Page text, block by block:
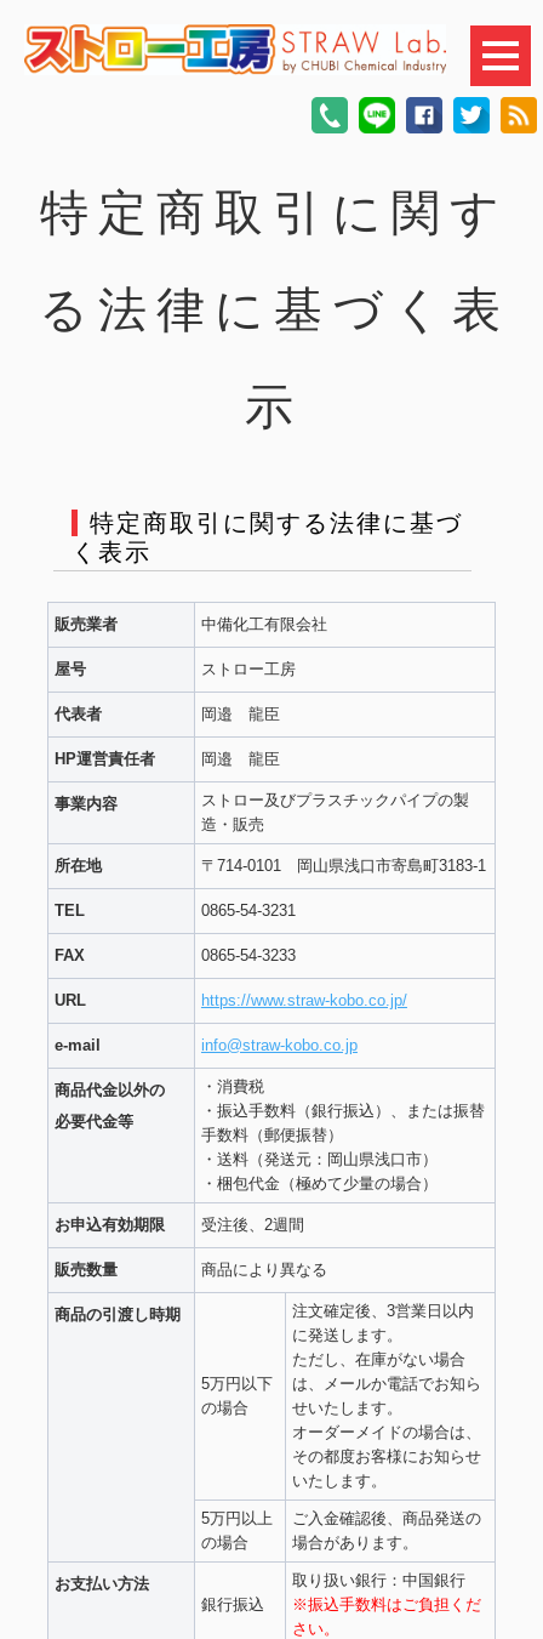
特定商取引に関す
る法律に基づく表
示
特定商取引に関する法律に基づ
く表示
販売業者 中備化工有限会社
屋号 ストロー工房
代表者 岡邉 龍臣
HP運営責任者 岡邉 龍臣
事業内容
ストロー及びプラスチックパイプの製
造・販売
所在地 〒714-0101 岡山県浅口市寄島町3183-1
TEL 0865-54-3231
FAX 0865-54-3233
URL https://www.straw-kobo.co.jp/
e-mail info@straw-kobo.co.jp
商品代金以外の
必要代金等
・消費税
・振込手数料（銀行振込）、または振替
手数料（郵便振替）
・送料（発送元：岡山県浅口市）
・梱包代金（極めて少量の場合）
お申込有効期限 受注後、2週間
販売数量 商品により異なる
商品の引渡し時期
5万円以下
の場合
注文確定後、3営業日以内
に発送します。
ただし、在庫がない場合
は、メールか電話でお知ら
せいたします。
オーダーメイドの場合は、
その都度お客様にお知らせ
いたします。
5万円以上
の場合
ご入金確認後、商品発送の
場合があります。
お支払い方法
銀行振込
取り扱い銀行：中国銀行
※振込手数料はご負担くだ
さい。